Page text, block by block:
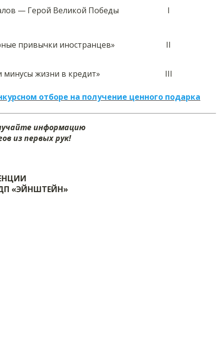
— Герой Великой Победы I
привычки иностранцев» II
минусы жизни в кредит» III
отборе на получение ценного подарка
информацию
из первых рук!
«ЭЙНШТЕЙН»